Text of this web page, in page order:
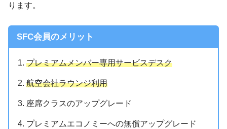
ります。
SFC会員のメリット
プレミアムメンバー専用サービスデスク
航空会社ラウンジ利用
座席クラスのアップグレード
プレミアムエコノミーへの無償アップグレード